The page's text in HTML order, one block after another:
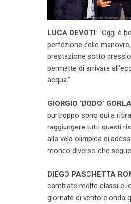
LUCA DEVOTI: “Oggi è
perfezione delle
prestazione sotto
permette di arrivare
acqua.”
GIORGIO ‘DODO’ GORLA
purtroppo sono qui a
raggiungere tutti questi
alla vela olimpica di
mondo diverso che
DIEGO PASCHETTA
cambiate molte classi e
giornate di vento e onda